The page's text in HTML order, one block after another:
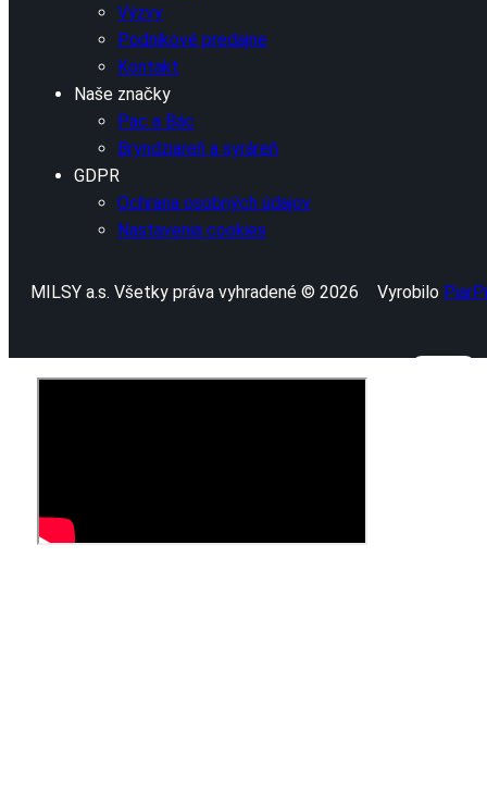
Výzvy
Podnikové predajne
Kontakt
Naše značky
Pac a Bác
Bryndziareň a syráreň
GDPR
Ochrana osobných údajov
Nastavenia cookies
MILSY a.s. Všetky práva vyhradené © 2026 Vyrobilo